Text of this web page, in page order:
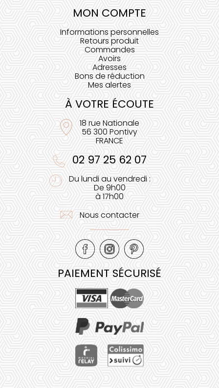
MON COMPTE
Informations personnelles
Retours produit
Commandes
Avoirs
Adresses
Bons de réduction
Mes alertes
À VOTRE ÉCOUTE
18 rue Nationale
56 300 Pontivy
FRANCE
02 97 25 62 07
Du lundi au vendredi :
De 9h00
à 17h00
Nous contacter
PAIEMENT SÉCURISÉ